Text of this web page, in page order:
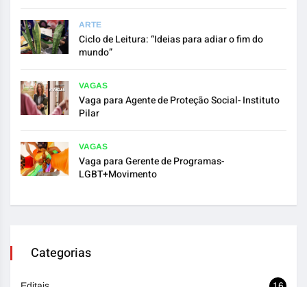
ARTE
Ciclo de Leitura: “Ideias para adiar o fim do
mundo”
VAGAS
Vaga para Agente de Proteção Social- Instituto
Pilar
VAGAS
Vaga para Gerente de Programas-
LGBT+Movimento
Categorias